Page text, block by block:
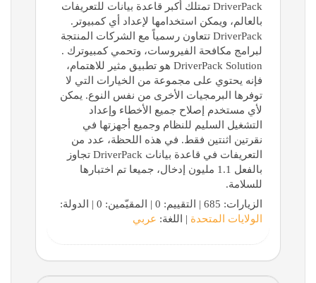
DriverPack تمتلك أكبر قاعدة بيانات للتعريفات
بالعالم، ويمكن استخدامها لإعداد أي كمبيوتر.
DriverPack تتعاون رسمياً مع الشركات المنتجة
لبرامج مكافحة الفيروسات، وتحمي كمبيوترك .
DriverPack Solution هو تطبيق مثير للاهتمام،
فإنه يحتوي على مجموعة من الخيارات التي لا
توفرها البرمجيات الأخرى من نفس النوع. يمكن
لأي مستخدم إصلاح جميع الأخطاء وإعداد
التشغيل السليم للنظام وجميع أجهزتها في
نقرتين اثنتين فقط. في هذه اللحظة، عدد من
التعريفات في قاعدة بيانات DriverPack تجاوز
بالفعل 1.1 مليون إدخال، جميعا تم اختبارها
للسلامة.
الزيارات: 685 | التقييم: 0 | المقيّمين: 0 | الدولة:
الولايات المتحدة | اللغة: عربي